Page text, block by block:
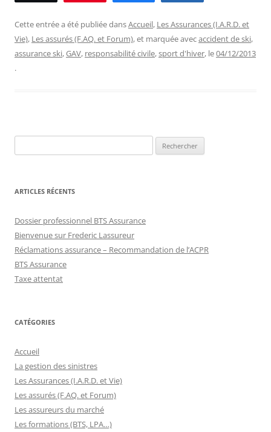
Cette entrée a été publiée dansAccueil, Les Assurances (I.A.R.D. et
Vie), Les assurés (F.AQ. et Forum), et marquée avecaccident de ski,
assurance ski,GAV, responsabilité civile,sport d'hiver, le04/12/2013
.
ARTICLES RÉCENTS
Dossier professionnel BTS Assurance
Bienvenue sur Frederic Lassureur
Réclamations assurance – Recommandation de l’ACPR
BTS Assurance
Taxe attentat
CATÉGORIES
Accueil
La gestion des sinistres
Les Assurances (I.A.R.D. et Vie)
Les assurés (F.AQ. et Forum)
Les assureurs du marché
Les formations (BTS, LPA…)